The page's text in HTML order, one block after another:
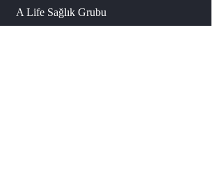
A Life Sağlık Grubu